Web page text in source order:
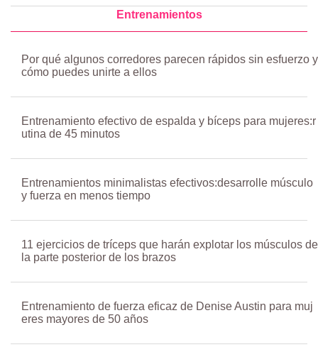
Entrenamientos
Por qué algunos corredores parecen rápidos sin esfuerzo y
cómo puedes unirte a ellos
Entrenamiento efectivo de espalda y bíceps para mujeres:r
utina de 45 minutos
Entrenamientos minimalistas efectivos:desarrolle músculo
y fuerza en menos tiempo
11 ejercicios de tríceps que harán explotar los músculos de
la parte posterior de los brazos
Entrenamiento de fuerza eficaz de Denise Austin para muj
eres mayores de 50 años